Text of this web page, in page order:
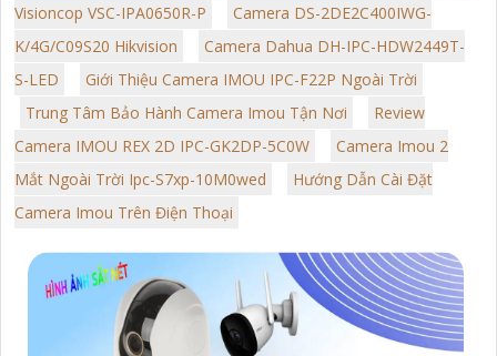
Visioncop VSC-IPA0650R-P
Camera DS-2DE2C400IWG-
K/4G/C09S20 Hikvision
Camera Dahua DH-IPC-HDW2449T-
S-LED
Giới Thiệu Camera IMOU IPC-F22P Ngoài Trời
Trung Tâm Bảo Hành Camera Imou Tận Nơi
Review
Camera IMOU REX 2D IPC-GK2DP-5C0W
Camera Imou 2
Mắt Ngoài Trời Ipc-S7xp-10M0wed
Hướng Dẫn Cài Đặt
Camera Imou Trên Điện Thoại